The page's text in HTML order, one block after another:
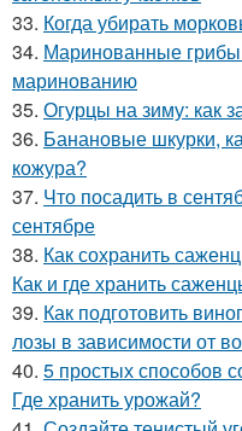
33. Когда убирать
34. Маринованные грибы
маринованию
35. Огурцы на зиму: как
36. Банановые шкурки,
кожура?
37. Что посадить в
сентябре
38. Как сохранить
Как и где хранить
39. Как подготовить
лозы в зависимости от
40. 5 простых способов
Где хранить урожай?